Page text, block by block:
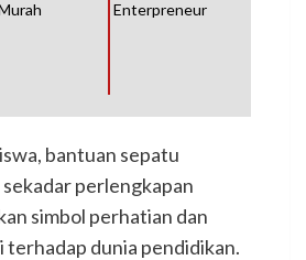
Enterpreneur
bantuan sepatu
perlengkapan
simbol perhatian dan
terhadap dunia pendidikan.